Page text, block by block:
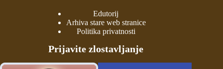
Edutorij
Arhiva stare web stranice
Politika privatnosti
Prijavite zlostavljanje